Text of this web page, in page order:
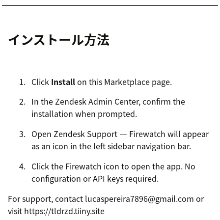
インストール方法
Click Installon this Marketplace page.
In the Zendesk Admin Center, confirm the
installation when prompted.
Open Zendesk Support — Firewatch will appear
as an icon in the left sidebar navigation bar.
Click the Firewatch icon to open the app. No
configuration or API keys required.
For support, contact lucaspereira7896@gmail.com or
visit https://tldrzd.tiiny.site